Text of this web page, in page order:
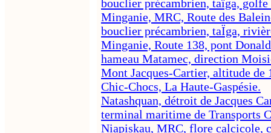
bouclier précambrien, taïga,
Minganie, MRC, Route des
bouclier précambrien, taÏga,
Minganie, Route 138, pont
hameau Matamec, direction
Mont Jacques-Cartier, altitude de
Chic-Chocs, La Haute-Gaspésie.
Natashquan, détroit de Jacques
terminal maritime de Transports
Niapiskau, MRC, flore calcicole,